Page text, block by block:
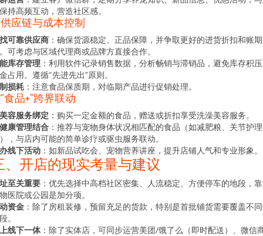
持高频互动，营造社区感。
供应链与成本控制
可靠供应商 ：确保货源稳定、正品保障，并争取更好的进货折扣和账
可考虑与区域代理商或品牌方直接合作。
库存管理 ：利用软件记录销售数据，分析畅销与滞销品，避免库存积
占用。遵循“先进先出”原则。
损耗 ：注意食品保质期，对临期产品进行促销处理。
食品+”跨界联动
容服务绑定 ：购买一定金额的食品，赠送或折扣享受洗澡美容服务。
康管理结合 ：推荐与宠物身体状况相匹配的食品（如减肥粮、关节护理
，与店内可能的简单诊疗或驱虫服务联动。
线下活动 ：如新品试吃会、宠物营养讲座，提升店铺人气和专业形象。
、开店的现实考量与建议
至关重要 ：优先选择中高档社区密集、人流稳定、方便停车的地段，
医院或公园是加分项。
资金 ：除了房租装修，预留充足的货款，特别是首批铺货需要覆盖不
。
线下一体：除了实体店，可同步运营美团/饿了么（即时配送）、微信